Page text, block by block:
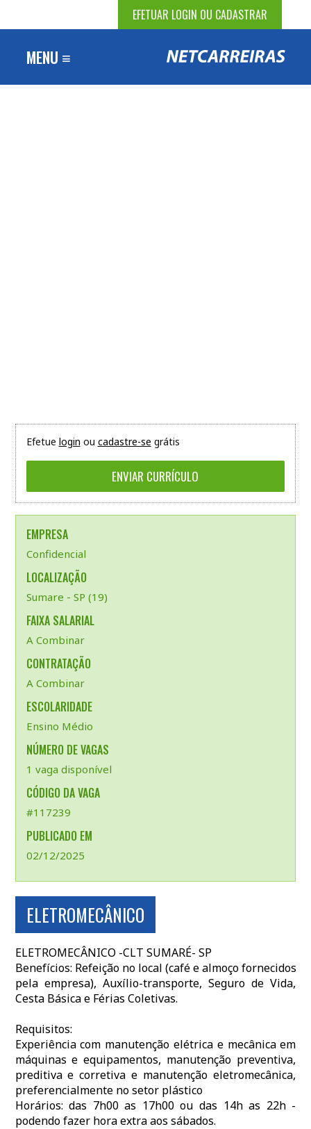
EFETUAR LOGIN OU CADASTRAR
MENU ≡
Efetue login ou cadastre-se grátis
EMPRESA
Confidencial
LOCALIZAÇÃO
Sumare - SP (19)
FAIXA SALARIAL
A Combinar
CONTRATAÇÃO
A Combinar
ESCOLARIDADE
Ensino Médio
NÚMERO DE VAGAS
1 vaga disponível
CÓDIGO DA VAGA
#117239
PUBLICADO EM
02/12/2025
ELETROMECÂNICO
ELETROMECÂNICO -CLT SUMARÉ- SP
Benefícios: Refeição no local (café e almoço fornecidos
pela empresa), Auxílio-transporte, Seguro de Vida,
Cesta Básica e Férias Coletivas.
Requisitos:
Experiência com manutenção elétrica e mecânica em
máquinas e equipamentos, manutenção preventiva,
preditiva e corretiva e manutenção eletromecânica,
preferencialmente no setor plástico
Horários: das 7h00 as 17h00 ou das 14h as 22h -
podendo fazer hora extra aos sábados.